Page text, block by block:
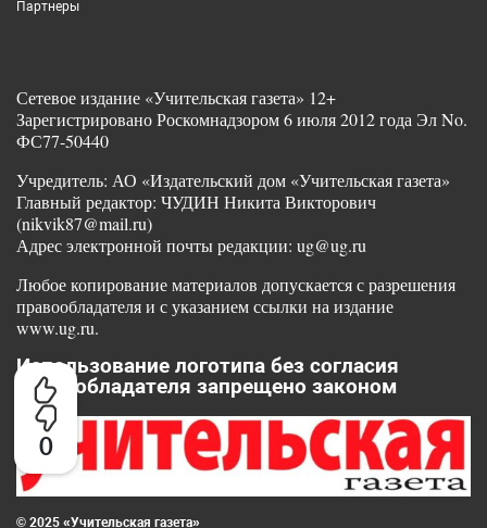
0
Партнеры
Сетевое издание «Учительская газета» 12+
Зарегистрировано Роскомнадзором 6 июля 2012 года Эл No.
ФС77-50440
Учредитель: АО «Издательский дом «Учительская газета»
Главный редактор: ЧУДИН Никита Викторович
(nikvik87@mail.ru)
Адрес электронной почты редакции: ug@ug.ru
Любое копирование материалов допускается с разрешения
правообладателя и с указанием ссылки на издание
www.ug.ru.
Использование логотипа без согласия
правообладателя запрещено законом
© 2025 «Учительская газета»